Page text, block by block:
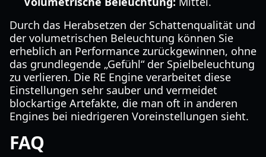
Durch das Herabsetzen der Schattenqualität und
der volumetrischen Beleuchtung können Sie
erheblich an Performance zurückgewinnen, ohne
das grundlegende „Gefühl“ der Spielbeleuchtung
zu verlieren. Die RE Engine verarbeitet diese
Einstellungen sehr sauber und vermeidet
blockartige Artefakte, die man oft in anderen
Engines bei niedrigeren Voreinstellungen sieht.
FAQ